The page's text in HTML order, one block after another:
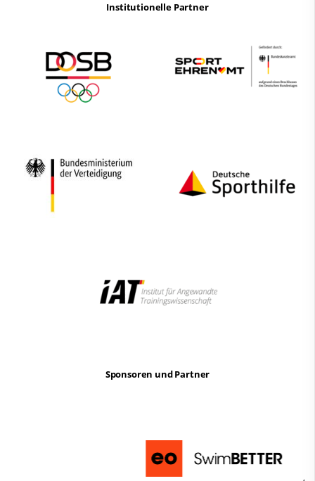
Institutionelle Partner
Sponsoren und Partner